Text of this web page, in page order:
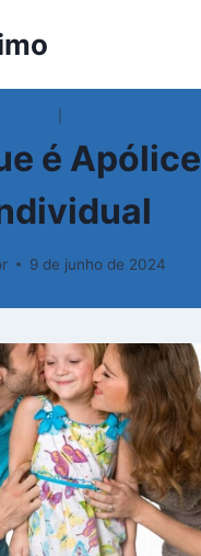
é Apólice
9 de junho de 2024